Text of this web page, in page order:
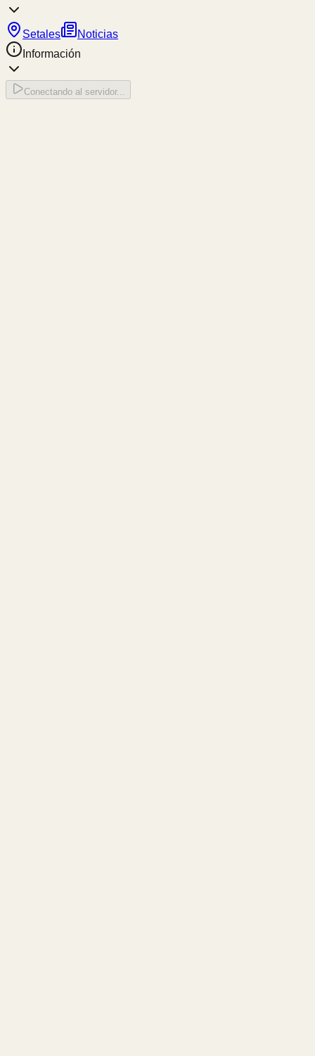
Setales
Noticias
Información
Conectando al servidor...